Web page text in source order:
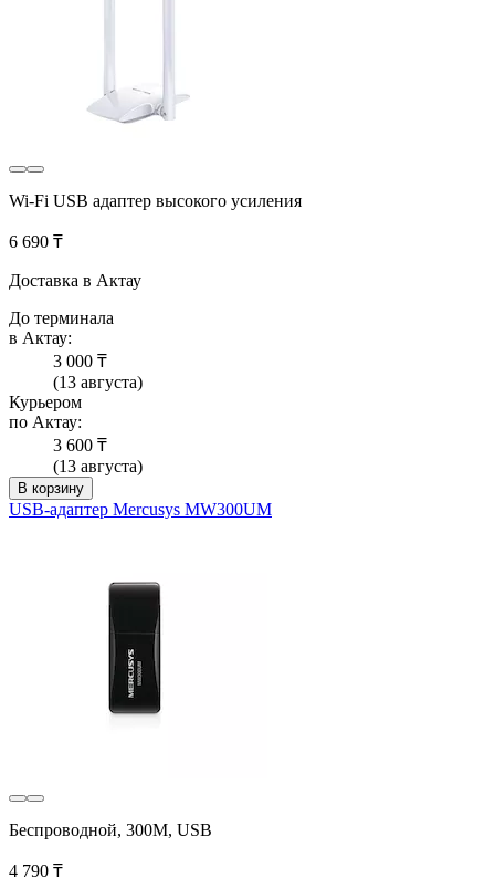
Wi-Fi USB адаптер высокого усиления
6 690 ₸
Доставка в Актау
До терминала
в Актау:
3 000 ₸
(13 августа)
Курьером
по Актау:
3 600 ₸
(13 августа)
В корзину
USB-адаптер Mercusys MW300UM
Беспроводной, 300M, USB
4 790 ₸